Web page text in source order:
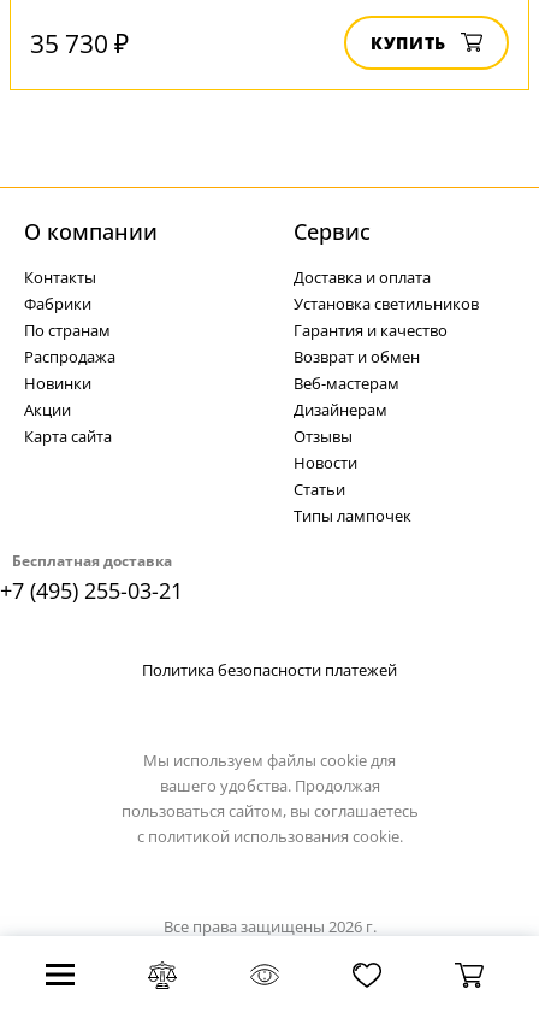
35 730 ₽ КУПИТЬ
Бесплатная доставка
+7 (495) 255-03-21
О компании
Контакты
Фабрики
По странам
Распродажа
Новинки
Акции
Карта сайта
Cервис
Доставка и оплата
Установка светильников
Гарантия и качество
Возврат и обмен
Веб-мастерам
Дизайнерам
Отзывы
Новости
Статьи
Типы лампочек
Политика безопасности платежей
Мы используем файлы cookie для
вашего удобства. Продолжая
пользоваться сайтом, вы соглашаетесь
с политикой использования cookie.
Все права защищены 2026 г.